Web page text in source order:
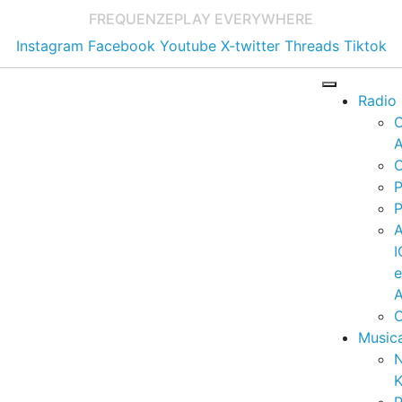
FREQUENZEPLAY EVERYWHERE
Instagram Facebook Youtube X-twitter Threads Tiktok
Radio
e